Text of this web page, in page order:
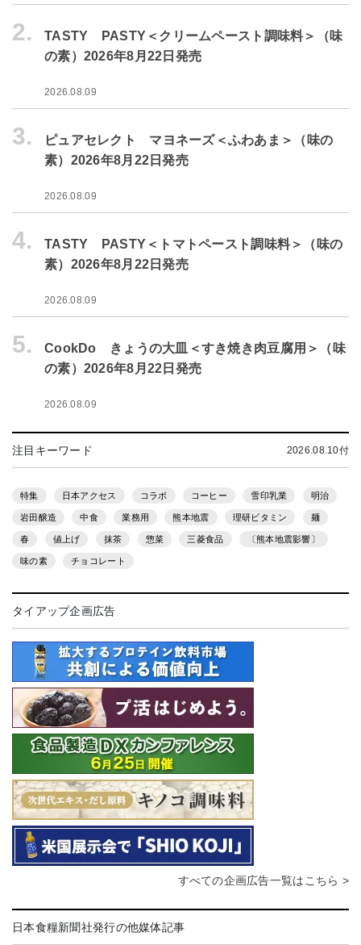
2.
TASTY PASTY＜クリームペースト調味料＞（味
の素）2026年8月22日発売
2026.08.09
3.
ピュアセレクト マヨネーズ＜ふわあま＞（味の
素）2026年8月22日発売
2026.08.09
4.
TASTY PASTY＜トマトペースト調味料＞（味の
素）2026年8月22日発売
2026.08.09
5.
CookDo きょうの大皿＜すき焼き肉豆腐用＞（味
の素）2026年8月22日発売
2026.08.09
注目キーワード 2026.08.10付
特集 日本アクセス コラボ コーヒー 雪印乳業 明治
岩田醸造 中食 業務用 熊本地震 理研ビタミン 麺
春 値上げ 抹茶 惣菜 三菱食品 〔熊本地震影響〕
味の素 チョコレート
タイアップ企画広告
すべての企画広告一覧はこちら >
日本食糧新聞社発行の他媒体記事